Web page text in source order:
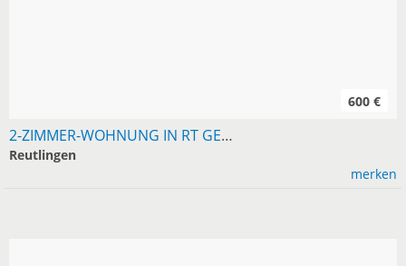
2-ZIMMER-WOHNUNG IN RT GESUCHT, MIETE 600
600 €
Reutlingen
merken